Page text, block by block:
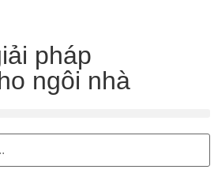
pháp
ngôi nhà